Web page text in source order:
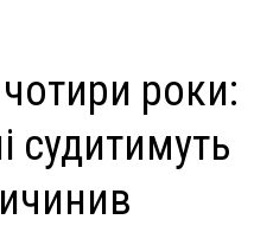
роки:
судитимуть